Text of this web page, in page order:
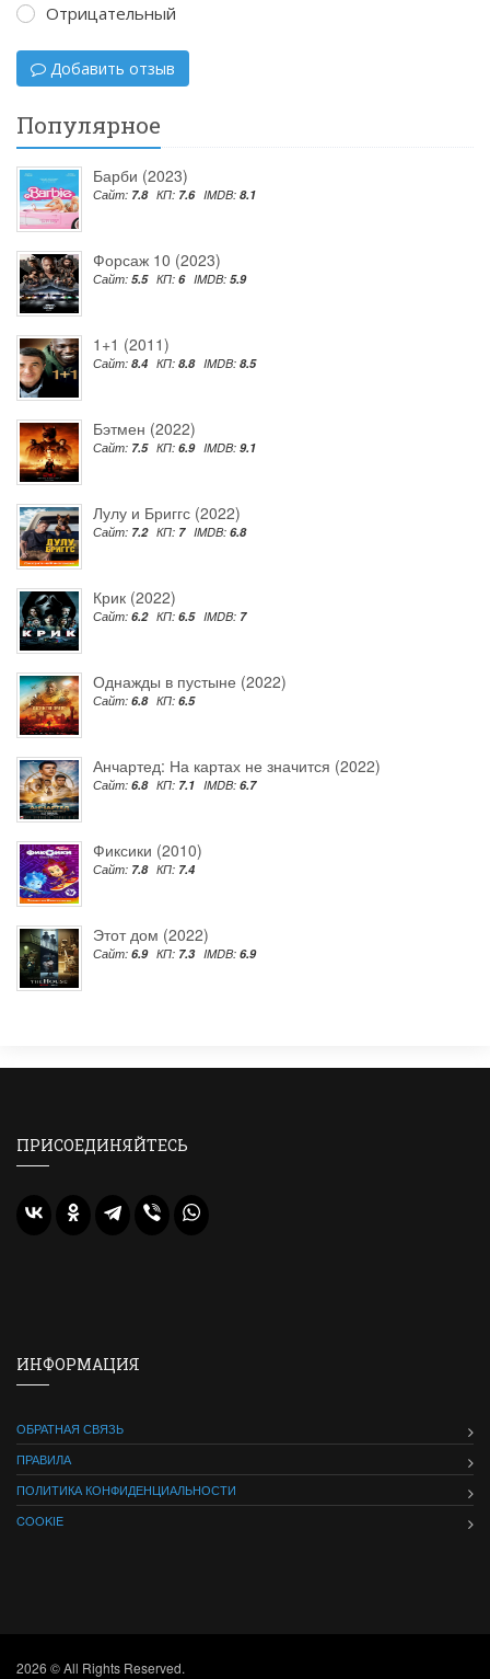
Отрицательный
Добавить отзыв
Популярное
Барби (2023)
Сайт: 7.8 КП: 7.6 IMDB: 8.1
Форсаж 10 (2023)
Сайт: 5.5 КП: 6 IMDB: 5.9
1+1 (2011)
Сайт: 8.4 КП: 8.8 IMDB: 8.5
Бэтмен (2022)
Сайт: 7.5 КП: 6.9 IMDB: 9.1
Лулу и Бриггс (2022)
Сайт: 7.2 КП: 7 IMDB: 6.8
Крик (2022)
Сайт: 6.2 КП: 6.5 IMDB: 7
Однажды в пустыне (2022)
Сайт: 6.8 КП: 6.5
Анчартед: На картах не значится (2022)
Сайт: 6.8 КП: 7.1 IMDB: 6.7
Фиксики (2010)
Сайт: 7.8 КП: 7.4
Этот дом (2022)
Сайт: 6.9 КП: 7.3 IMDB: 6.9
ПРИСОЕДИНЯЙТЕСЬ
ИНФОРМАЦИЯ
ОБРАТНАЯ СВЯЗЬ
ПРАВИЛА
ПОЛИТИКА КОНФИДЕНЦИАЛЬНОСТИ
COOKIE
2026 © All Rights Reserved.